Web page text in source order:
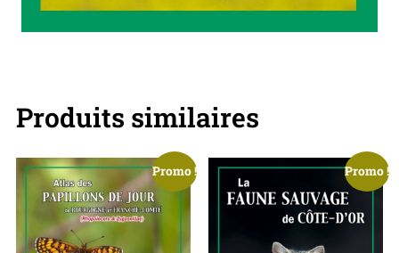
Produits similaires
Promo ! Promo !